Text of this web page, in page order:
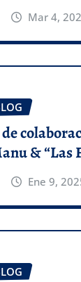
Mar 4,
& “Las
Ene 9,